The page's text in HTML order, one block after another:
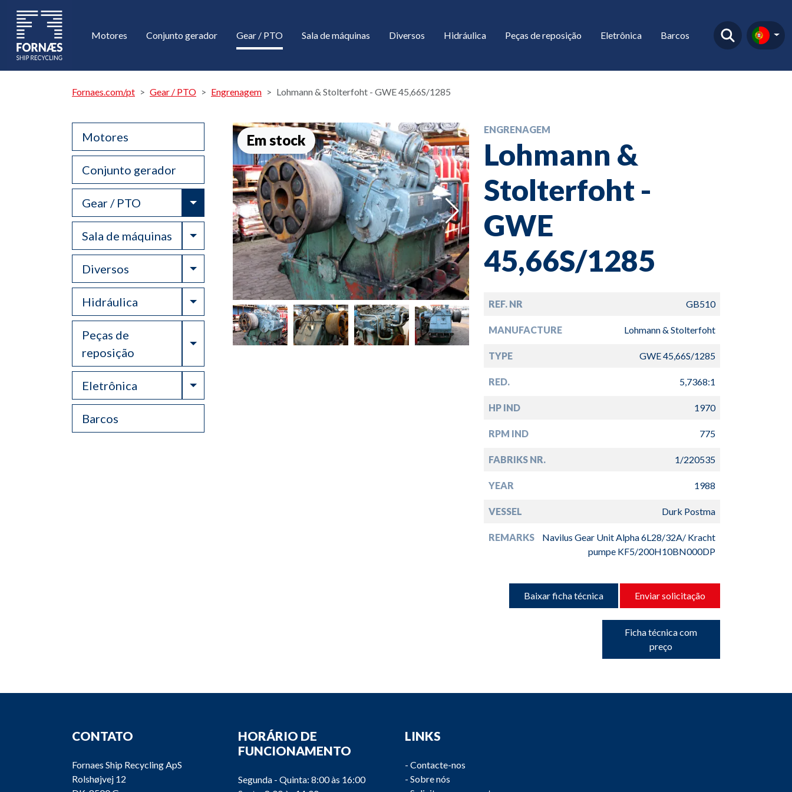
Motores Conjunto gerador Gear / PTO Sala de máquinas Diversos Hidráulica Peças de reposição Eletrônica Barcos
Fornaes.com/pt Gear / PTO Engrenagem Lohmann & Stolterfoht - GWE 45,66S/1285
Motores
Conjunto gerador
Gear / PTO Toggle Dropdown
Sala de máquinas Toggle Dropdown
Diversos Toggle Dropdown
Hidráulica Toggle Dropdown
Peças de
reposição
Toggle Dropdown
Eletrônica Toggle Dropdown
Barcos
Em stock
ENGRENAGEM
Lohmann &
Stolterfoht -
GWE
45,66S/1285
REF. NR GB510
MANUFACTURE Lohmann & Stolterfoht
TYPE GWE 45,66S/1285
RED. 5,7368:1
HP IND 1970
RPM IND 775
FABRIKS NR. 1/220535
YEAR 1988
VESSEL Durk Postma
REMARKS
Navilus Gear Unit Alpha 6L28/32A/ Kracht
pumpe KF5/200H10BN000DP
Baixar ficha técnica Enviar solicitação
Ficha técnica com
preço
CONTATO
Fornaes Ship Recycling ApS
Rolshøjvej 12
HORÁRIO DE
FUNCIONAMENTO
Segunda - Quinta: 8:00 às 16:00
LINKS
- Contacte-nos
- Sobre nós